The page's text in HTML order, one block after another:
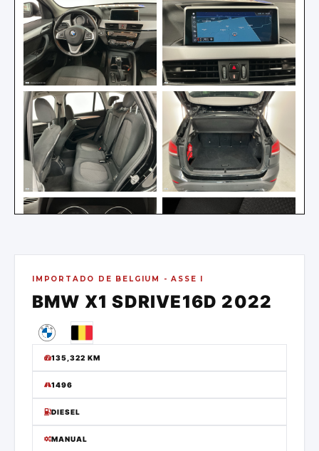
IMPORTADO DE BELGIUM - ASSE I
BMW X1 SDRIVE16D 2022
135,322 KM
1496
DIESEL
MANUAL